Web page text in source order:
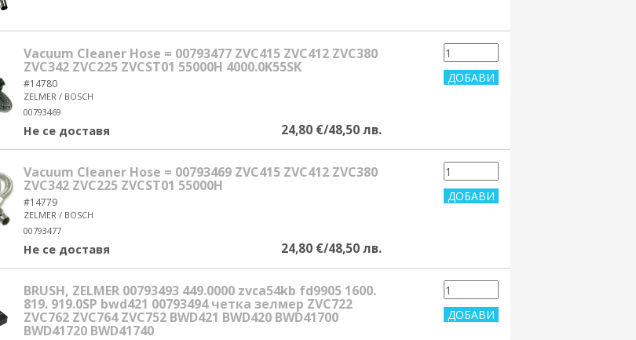
Vacuum Cleaner Hose = 00793477 ZVC415 ZVC412 ZVC380
ZVC342 ZVC225 ZVCST01 55000H 4000.0K55SK
#14780
ZELMER / BOSCH
00793469
Не се доставя 24,80 €/48,50 лв.
Vacuum Cleaner Hose = 00793469 ZVC415 ZVC412 ZVC380
ZVC342 ZVC225 ZVCST01 55000H
#14779
ZELMER / BOSCH
00793477
Не се доставя 24,80 €/48,50 лв.
BRUSH, ZELMER 00793493 449.0000 zvca54kb fd9905 1600.
819. 919.0SP bwd421 00793494 четка зелмер ZVC722
ZVC762 ZVC764 ZVC752 BWD421 BWD420 BWD41700
BWD41720 BWD41740